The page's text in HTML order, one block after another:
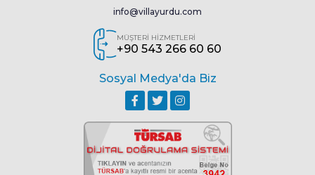
info@villayurdu.com
MÜŞTERİ HİZMETLERİ
+90 543 266 60 60
Sosyal Medya'da Biz